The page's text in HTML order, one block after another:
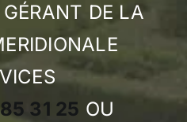
GÉRANT DE LA
31 25 OU